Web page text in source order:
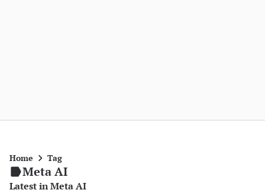
Home Tag
Meta AI
Latest in Meta AI